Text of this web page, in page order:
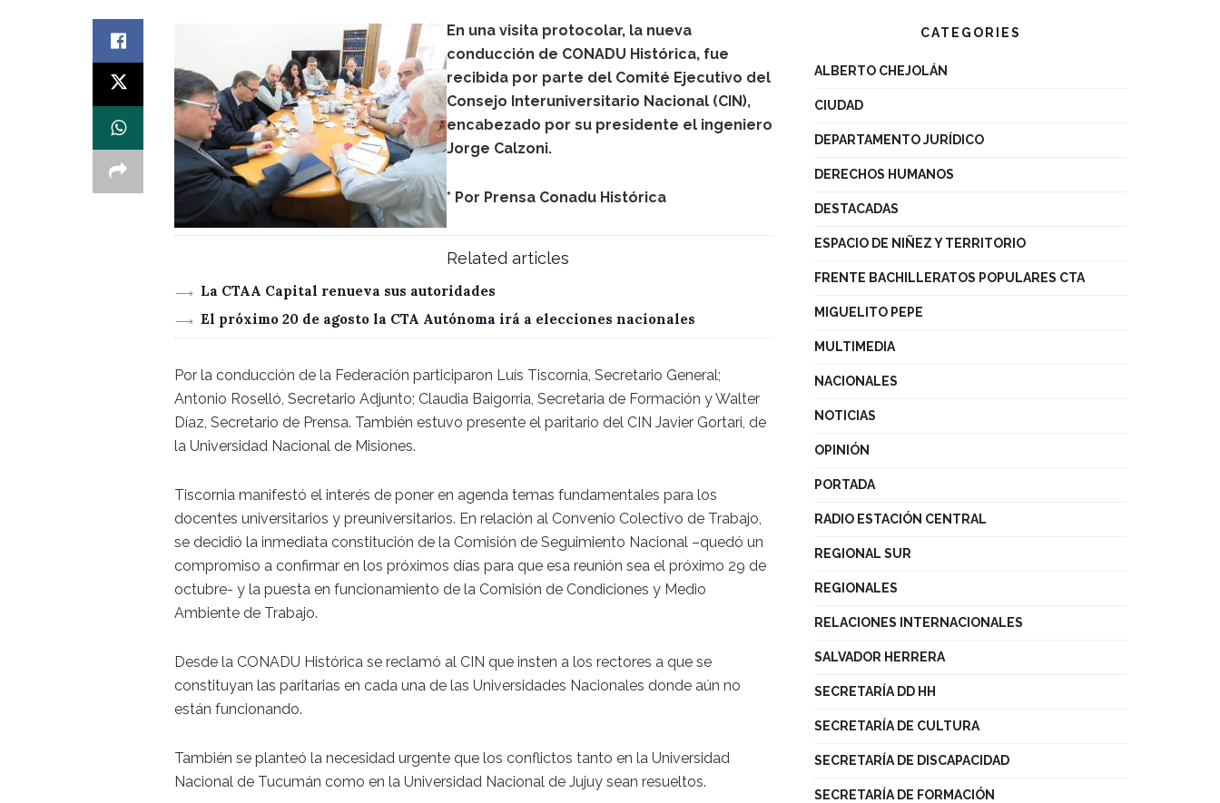
En una visita protocolar, la nueva
conducción de CONADU Histórica, fue
recibida por parte del Comité Ejecutivo del
Consejo Interuniversitario Nacional (CIN),
encabezado por su presidente el ingeniero
Jorge Calzoni.
* Por Prensa Conadu Histórica
Related articles
La CTAA Capital renueva sus autoridades
El próximo 20 de agosto la CTA Autónoma irá a elecciones nacionales
Por la conducción de la Federación participaron Luís Tiscornia, Secretario General;
Antonio Roselló, Secretario Adjunto; Claudia Baigorria, Secretaria de Formación y Walter
Díaz, Secretario de Prensa. También estuvo presente el paritario del CIN Javier Gortari, de
la Universidad Nacional de Misiones.
Tiscornia manifestó el interés de poner en agenda temas fundamentales para los
docentes universitarios y preuniversitarios. En relación al Convenio Colectivo de Trabajo,
se decidió la inmediata constitución de la Comisión de Seguimiento Nacional –quedó un
compromiso a confirmar en los próximos días para que esa reunión sea el próximo 29 de
octubre- y la puesta en funcionamiento de la Comisión de Condiciones y Medio
Ambiente de Trabajo.
Desde la CONADU Histórica se reclamó al CIN que insten a los rectores a que se
constituyan las paritarias en cada una de las Universidades Nacionales donde aún no
están funcionando.
También se planteó la necesidad urgente que los conflictos tanto en la Universidad
Nacional de Tucumán como en la Universidad Nacional de Jujuy sean resueltos.
CATEGORIES
ALBERTO CHEJOLÁN
CIUDAD
DEPARTAMENTO JURÍDICO
DERECHOS HUMANOS
DESTACADAS
ESPACIO DE NIÑEZ Y TERRITORIO
FRENTE BACHILLERATOS POPULARES CTA
MIGUELITO PEPE
MULTIMEDIA
NACIONALES
NOTICIAS
OPINIÓN
PORTADA
RADIO ESTACIÓN CENTRAL
REGIONAL SUR
REGIONALES
RELACIONES INTERNACIONALES
SALVADOR HERRERA
SECRETARÍA DD HH
SECRETARÍA DE CULTURA
SECRETARÍA DE DISCAPACIDAD
SECRETARÍA DE FORMACIÓN